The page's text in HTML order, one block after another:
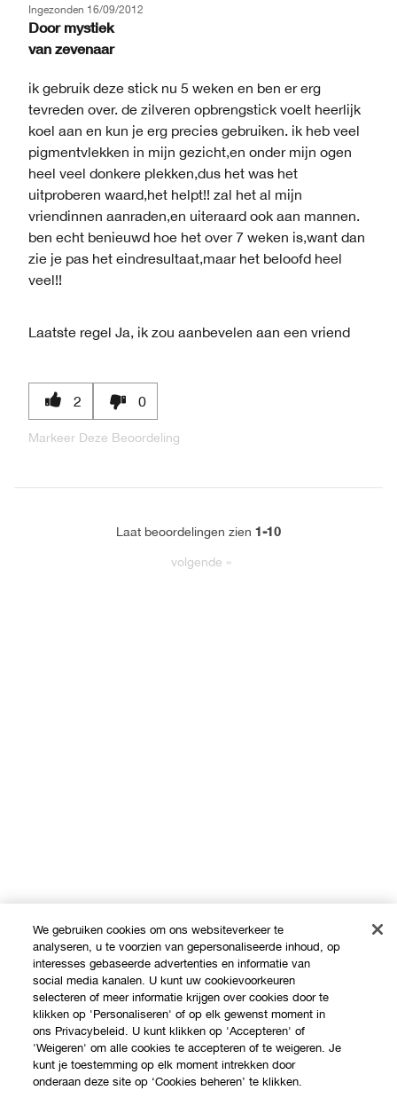
Ingezonden 16/09/2012
Door mystiek
van zevenaar
ik gebruik deze stick nu 5 weken en ben er erg
tevreden over. de zilveren opbrengstick voelt heerlijk
koel aan en kun je erg precies gebruiken. ik heb veel
pigmentvlekken in mijn gezicht,en onder mijn ogen
heel veel donkere plekken,dus het was het
uitproberen waard,het helpt!! zal het al mijn
vriendinnen aanraden,en uiteraard ook aan mannen.
ben echt benieuwd hoe het over 7 weken is,want dan
zie je pas het eindresultaat,maar het beloofd heel
veel!!
Laatste regel Ja, ik zou aanbevelen aan een vriend
2 0
Markeer Deze Beoordeling
Laat beoordelingen zien 1-10
volgende »
Shop
We gebruiken cookies om ons websiteverkeer te
analyseren, u te voorzien van gepersonaliseerde inhoud, op
interesses gebaseerde advertenties en informatie van
social media kanalen. U kunt uw cookievoorkeuren
selecteren of meer informatie krijgen over cookies door te
klikken op 'Personaliseren' of op elk gewenst moment in
ons Privacybeleid. U kunt klikken op 'Accepteren' of
'Weigeren' om alle cookies te accepteren of te weigeren. Je
kunt je toestemming op elk moment intrekken door
onderaan deze site op ‘Cookies beheren’ te klikken.